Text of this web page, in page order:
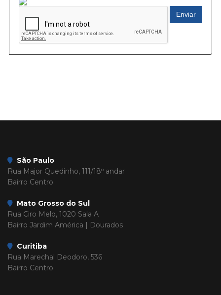
Enviar
São Paulo
Rua Major Quedinho, 111/18º andar
Bairro Centro
Mato Grosso do Sul
Rua Ciro Melo, 1020 Sala A
Bairro Jardim América | Dourados
Curitiba
Rua Marechal Deodoro, 536
Bairro Centro